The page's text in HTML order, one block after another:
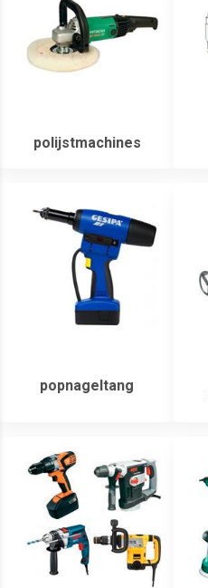
polijstmachines
popnageltang